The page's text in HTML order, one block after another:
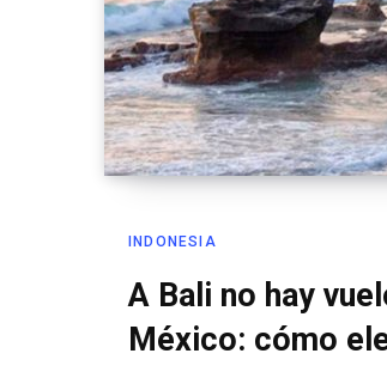
INDONESIA
A Bali no hay
México: cómo